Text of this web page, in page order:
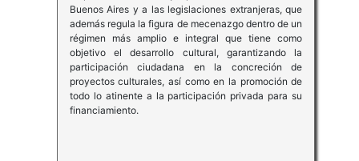
Buenos Aires y a las legislaciones extranjeras, que
además regula la figura de mecenazgo dentro de un
régimen más amplio e integral que tiene como
objetivo el desarrollo cultural, garantizando la
participación ciudadana en la concreción de
proyectos culturales, así como en la promoción de
todo lo atinente a la participación privada para su
financiamiento.